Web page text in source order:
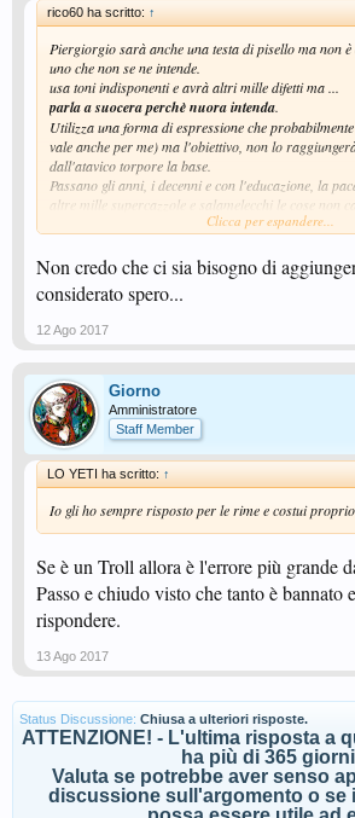
rico60 ha scritto: ↑
Piergiorgio sarà anche una testa di pisello ma non
uno che non se ne intende.
usa toni indisponenti e avrà altri mille difetti ma ...
parla a suocera perchè nuora intenda.
Utilizza una forma di espressione che
vale anche per me) ma l'obiettivo, non lo
dall'atavico torpore la base.
Passano gli anni, i decenni e con l'educazione, la
altre mille supercazzole e salamelecchi le cose non
Ipocrisia, voltafaccia, interessi, connivenze e
Ne siete contenti ? fantastico !
Piergiorgio, tu sei il problema del ping pong italico,
Piergiorgio, ma va a .....
migliore, di quella di soloni, perbenisti e &.
Amen. ( me ne torno in composto silenzio,
vacanze)
Clicca per espandere...
Non credo che ci sia bisogno di
considerato spero...
12 Ago 2017
Giorno
Amministratore
Staff Member
LO YETI ha scritto: ↑
Io gli ho sempre risposto per le rime e costui
Se è un Troll allora è l'errore più grande
Passo e chiudo visto che tanto è bannato
rispondere.
13 Ago 2017
Status Discussione: Chiusa a ulteriori risposte.
ATTENZIONE! - L'ultima risposta a
ha più di 365
Valuta se potrebbe aver senso
discussione sull'argomento o se